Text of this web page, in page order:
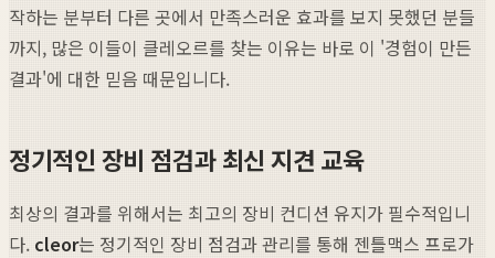
작하는 분부터 다른 곳에서 만족스러운 효과를 보지 못했던 분들
까지, 많은 이들이 클레오르를 찾는 이유는 바로 이 '경험이 만든
결과'에 대한 믿음 때문입니다.
정기적인 장비 점검과 최신 지견 교육
최상의 결과를 위해서는 최고의 장비 컨디션 유지가 필수적입니
다. cleor는 정기적인 장비 점검과 관리를 통해 젠틀맥스 프로가